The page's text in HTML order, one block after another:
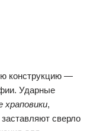
конструкцию —
Ударные
храповики,
сверло